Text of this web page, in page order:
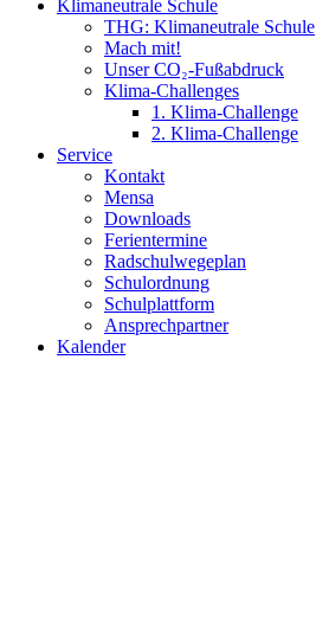
Klimaneutrale Schule
THG: Klimaneutrale Schule
Mach mit!
Unser CO₂-Fußabdruck
Klima-Challenges
1. Klima-Challenge
2. Klima-Challenge
Service
Kontakt
Mensa
Downloads
Ferientermine
Radschulwegeplan
Schulordnung
Schulplattform
Ansprechpartner
Kalender